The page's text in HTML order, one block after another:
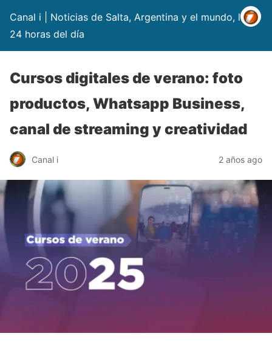
Canal i | Noticias de Salta, Argentina y el mundo, las
24 horas del día
Cursos digitales de verano: foto
productos, Whatsapp Business,
canal de streaming y creatividad
Canal i 2 años ago